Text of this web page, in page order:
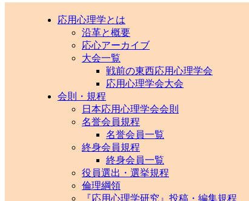
応用心理学とは
沿革と概要
応心アーカイブ
大会一覧
戦前の東西応用心理学会
応用心理学会大会
会則・規程
日本応用心理学会会則
名誉会員規程
名誉会員一覧
終身会員規程
終身会員一覧
役員選出・選挙規程
倫理綱領
『応用心理学研究』投稿・編集規程